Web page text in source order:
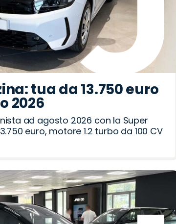
tua da 13.750 euro
2026
ad agosto 2026 con la Super
euro, motore 1.2 turbo da 100 CV